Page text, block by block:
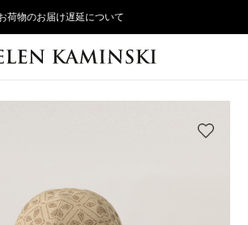
物のお届け遅延について